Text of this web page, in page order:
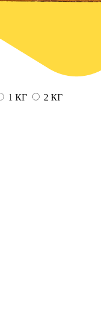
1 КГ
2 КГ